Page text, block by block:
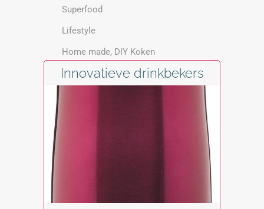
Superfood
Lifestyle
Home made, DIY Koken
Innovatieve drinkbekers